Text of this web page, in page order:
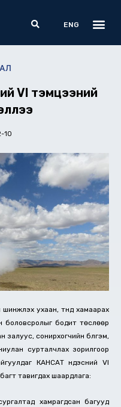
Search
ENG
VI тэмцээний
10
ухаан, түүнд хамаарах
боловсролыг бодит төслөөр
сонирхогчийн бүлгэм,
сурталчлах зорилгоор
КАНСАТ үндэсний VI
тавигдах шаардлага:
сургалтад хамрагдсан багууд